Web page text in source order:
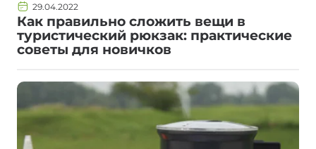
29.04.2022
Как правильно сложить вещи в
туристический рюкзак: практические
советы для новичков